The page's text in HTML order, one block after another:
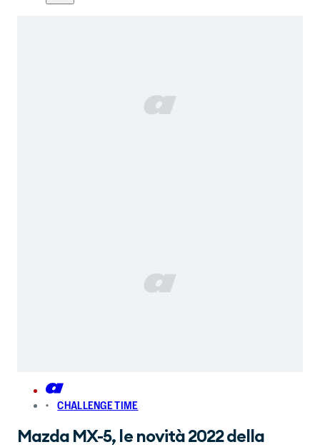
CHALLENGE TIME
Mazda MX-5, le novità 2022 della